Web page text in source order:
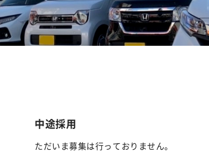
中途採用
ただいま募集は行っておりません。